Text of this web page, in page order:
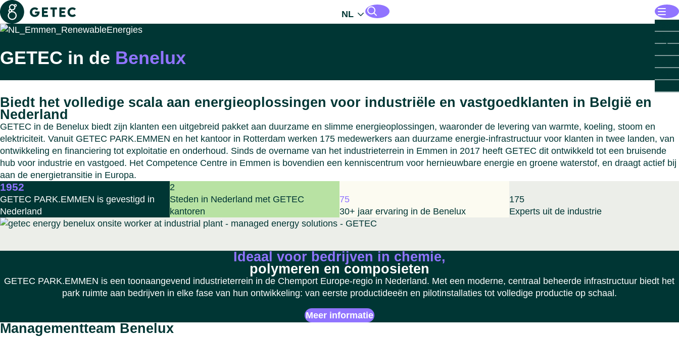
Getec
NL
GETEC in de Benelux
Biedt het volledige scala aan energieoplossingen voor industriële en vastgoedklanten in België en
Nederland
GETEC in de Benelux biedt zijn klanten een uitgebreid pakket aan duurzame en slimme energieoplossingen, waaronder de levering van warmte, koeling, stoom en
elektriciteit. Vanuit GETEC PARK.EMMEN en het kantoor in Rotterdam werken 175 medewerkers aan duurzame energie-infrastructuur voor klanten in twee landen, van
ontwikkeling en financiering tot exploitatie en onderhoud. Sinds de overname van het industrieterrein in Emmen in 2017 heeft GETEC dit ontwikkeld tot een bruisende
hub voor industrie en vastgoed. Het Competence Centre in Emmen is bovendien een kenniscentrum voor hernieuwbare energie en groene waterstof, en draagt actief bij
aan de energietransitie in Europa.
1952
GETEC PARK.EMMEN is gevestigd in
Nederland
2
Steden in Nederland met GETEC
kantoren
75
30+ jaar ervaring in de Benelux
175
Experts uit de industrie
Ideaal voor bedrijven in chemie,
polymeren en composieten
GETEC PARK.EMMEN is een toonaangevend industrieterrein in de Chemport Europe-regio in Nederland. Met een moderne, centraal beheerde infrastructuur biedt het
park ruimte aan bedrijven in elke fase van hun ontwikkeling: van eerste productideeën en pilotinstallaties tot volledige productie op schaal.
Meer informatie
Managementteam Benelux